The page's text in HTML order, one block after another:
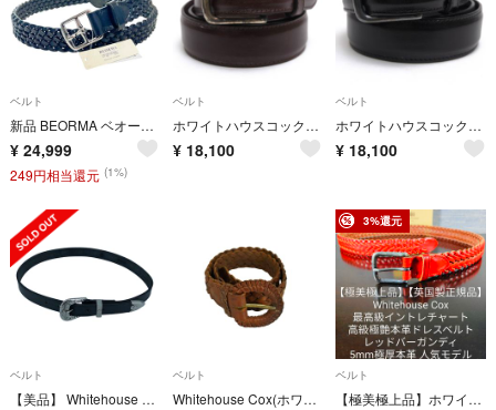
ベルト
新品 BEORMA ベオーマ レザー メッシュベルト 32/80 M ブラック 黒 イギリス製 元WHCの職人によるハンドメイド
¥ 24,999
249円相当還元 (1%)
ベルト
ホワイトハウスコックス／Whitehouse Cox ベルト ビジネス メンズ 男性 男性用 レザー 革 本革 ダークブラウン 茶 ブラウン B9427 BRIDLE LEATHER 32mm 定番
¥ 18,100
ベルト
ホワイトハウスコックス／Whitehouse Cox ベルト ビジネス メンズ 男性 男性用 レザー 革 本革 ブラック 黒 B9427 BRIDLE LEATHER 32mm 定番
¥ 18,100
ベルト
【美品】 Whitehouse Cox / ホワイトハウスコックス | ウエスタンベルト | ブラック | メンズ
ベルト
Whitehouse Cox(ホワイトハウスコックス) レザー編み込みベルト
3%還元
ベルト
【極美極上品】ホワイトハウスコックス 最高級イントレチャートドレスベルト 英国製